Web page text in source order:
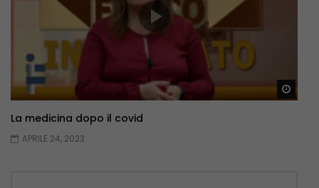
La medicina dopo il covid
APRILE 24, 2023